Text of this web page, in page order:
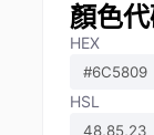
顏色
HEX
HSL